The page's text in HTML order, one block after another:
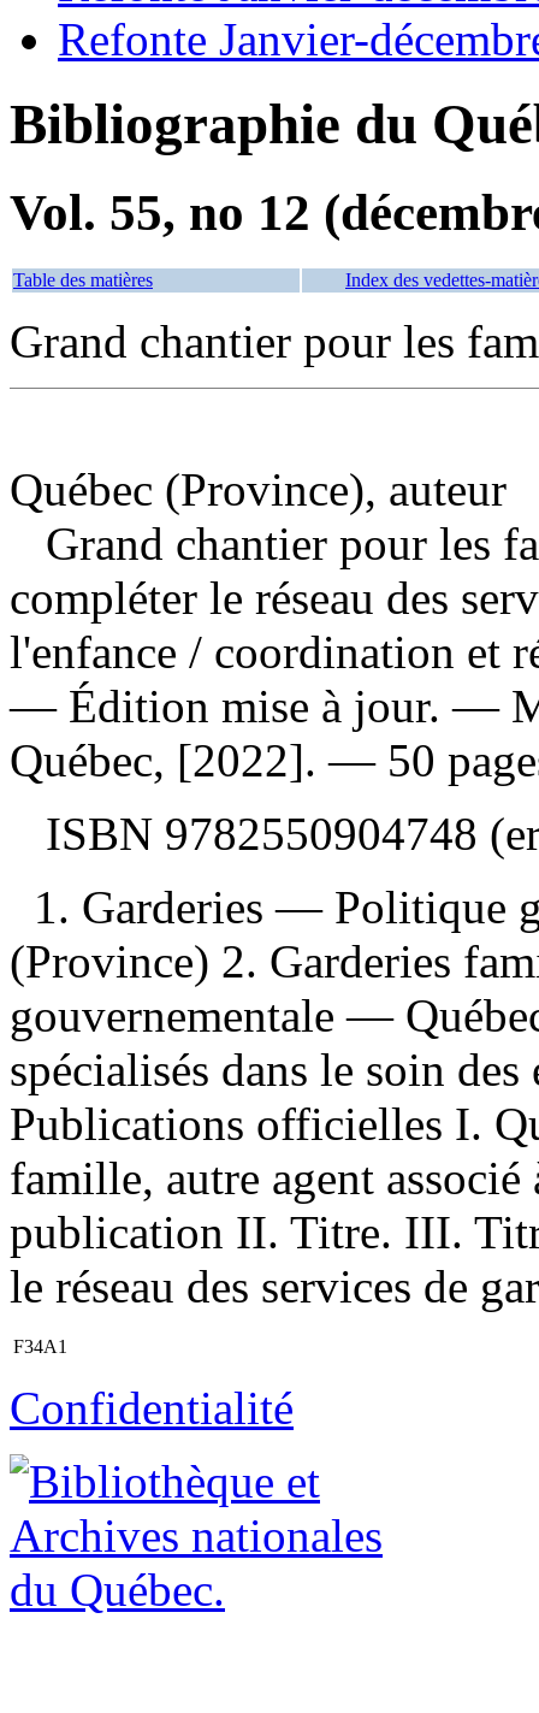
Refonte Janvier-
Bibliographie du
Vol. 55, no 12
Table des matières Index des vedettes-
Grand chantier pour les
Québec (Province), auteur
Grand chantier pour les
compléter le réseau des
l'enfance / coordination et
— Édition mise à jour. —
Québec, [2022]. — 50
ISBN 9782550904748
1. Garderies — Politique
(Province) 2. Garderies
gouvernementale —
spécialisés dans le soin
Publications officielles I.
famille, autre agent
publication II. Titre. III.
le réseau des services de
F34A1
Confidentialité